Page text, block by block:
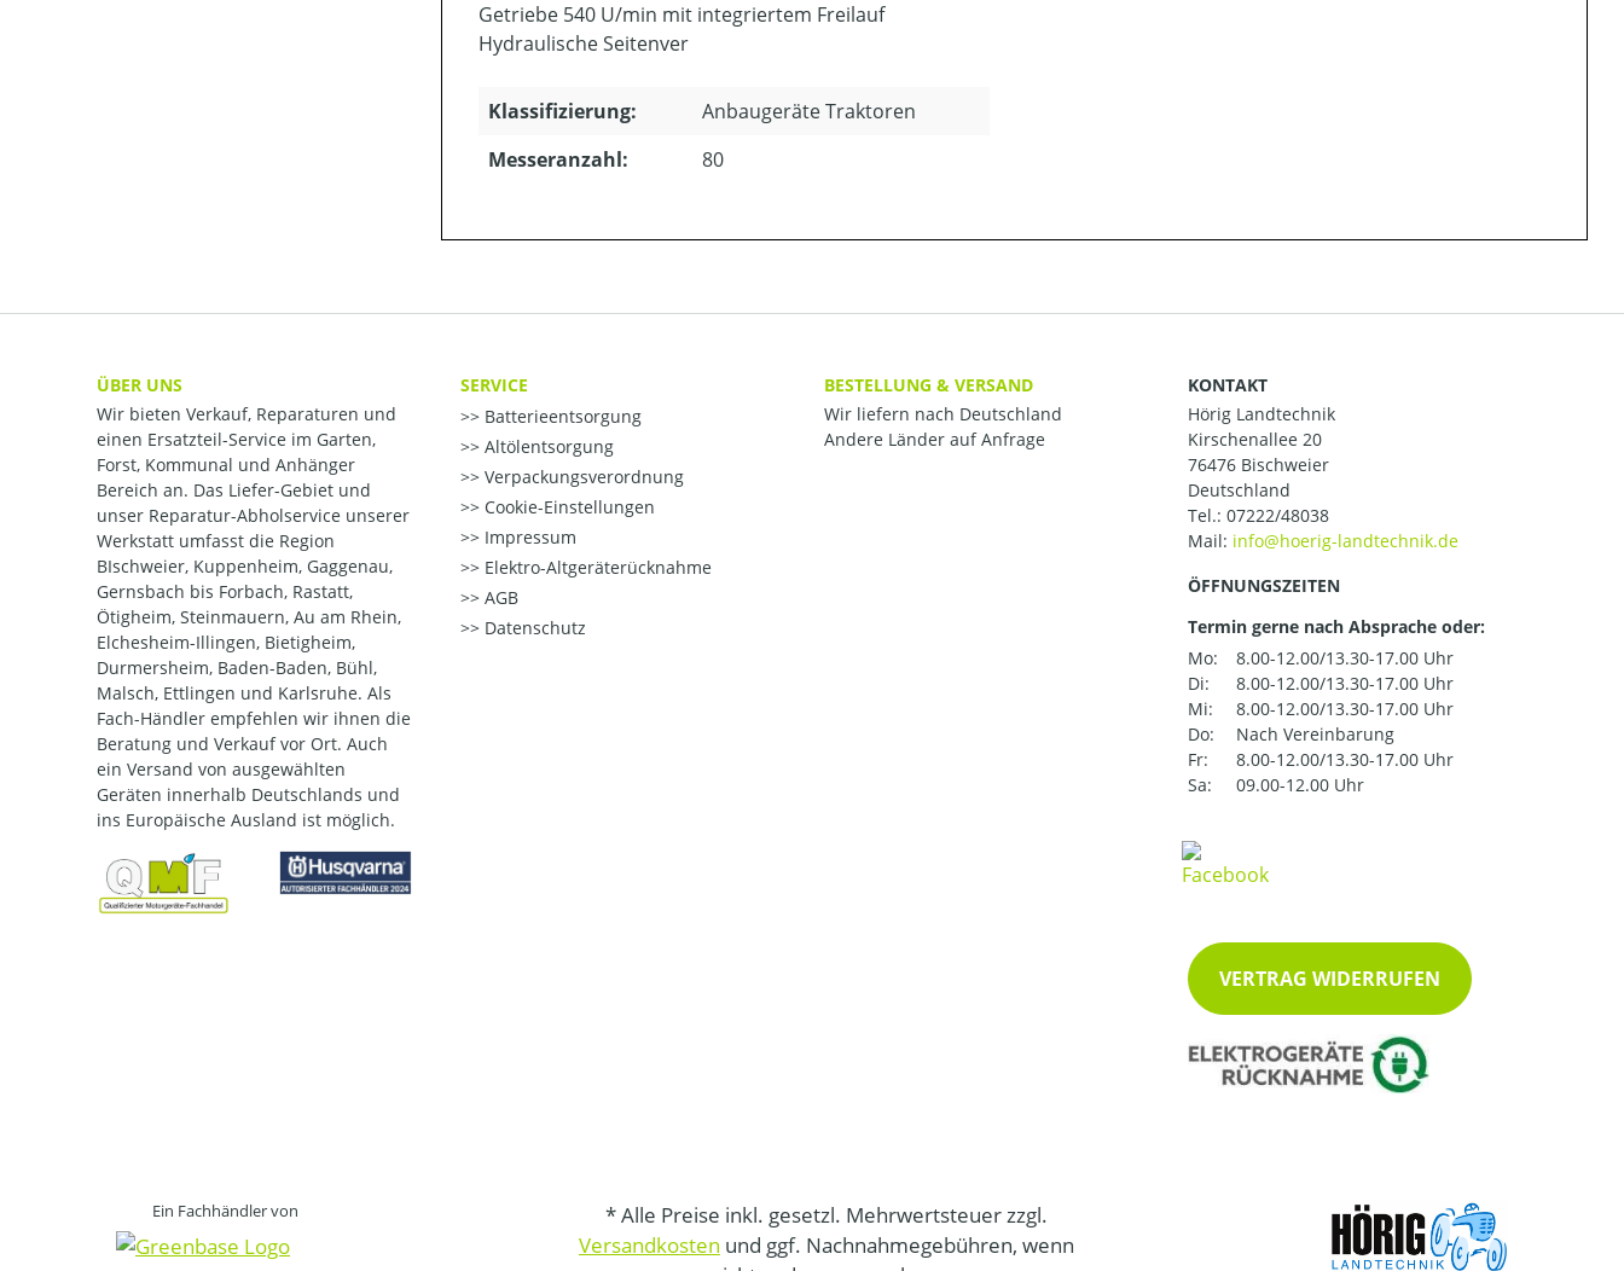
Getriebe 540 U/min mit integriertem Freilauf
Hydraulische Seitenver
Klassifizierung:
Anbaugeräte Traktoren
Messeranzahl:
80
ÜBER UNS
Wir bieten Verkauf, Reparaturen und
einen Ersatzteil-Service im Garten,
Forst, Kommunal und Anhänger
Bereich an. Das Liefer-Gebiet und
unser Reparatur-Abholservice unserer
Werkstatt umfasst die Region
BIschweier, Kuppenheim, Gaggenau,
Gernsbach bis Forbach, Rastatt,
Ötigheim, Steinmauern, Au am Rhein,
Elchesheim-Illingen, Bietigheim,
Durmersheim, Baden-Baden, Bühl,
Malsch, Ettlingen und Karlsruhe. Als
Fach-Händler empfehlen wir ihnen die
Beratung und Verkauf vor Ort. Auch
ein Versand von ausgewählten
Geräten innerhalb Deutschlands und
ins Europäische Ausland ist möglich.
SERVICE
Batterieentsorgung
Altölentsorgung
Verpackungsverordnung
Cookie-Einstellungen
Impressum
Elektro-Altgeräterücknahme
AGB
Datenschutz
BESTELLUNG & VERSAND
Wir liefern nach Deutschland
Andere Länder auf Anfrage
KONTAKT
Hörig Landtechnik
Kirschenallee 20
76476 Bischweier
Deutschland
Tel.: 07222/48038
Mail:
ÖFFNUNGSZEITEN
Termin gerne nach Absprache oder:
Mo:
8.00-12.00/13.30-17.00 Uhr
Di:
8.00-12.00/13.30-17.00 Uhr
Mi:
8.00-12.00/13.30-17.00 Uhr
Do:
Nach Vereinbarung
Fr:
8.00-12.00/13.30-17.00 Uhr
Sa:
09.00-12.00 Uhr
VERTRAG WIDERRUFEN
Ein Fachhändler von
* Alle Preise inkl. gesetzl. Mehrwertsteuer zzgl.
Versandkosten und ggf. Nachnahmegebühren, wenn